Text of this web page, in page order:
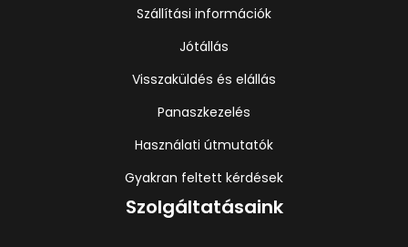
Szállítási információk
Jótállás
Visszaküldés és elállás
Panaszkezelés
Használati útmutatók
Gyakran feltett kérdések
Szolgáltatásaink